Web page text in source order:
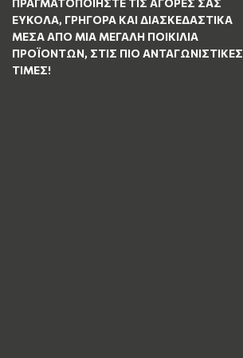
ΠΡΑΓΜΑΤΟΠΟΙΉΣΤΕ ΤΙΣ ΑΓΟΡΈΣ ΣΑΣ
ΕΎΚΟΛΑ, ΓΡΉΓΟΡΑ ΚΑΙ ΔΙΑΣΚΕΔΑΣΤΙΚΆ
ΜΈΣΑ ΑΠΌ ΜΙΑ ΜΕΓΆΛΗ ΠΟΙΚΙΛΊΑ
ΠΡΟΪΌΝΤΩΝ, ΣΤΙΣ ΠΙΟ ΑΝΤΑΓΩΝΙΣΤΙΚΈΣ
ΤΙΜΈΣ!